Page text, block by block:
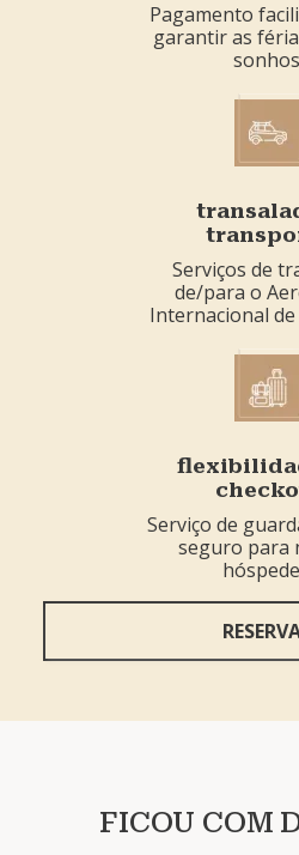
Pagamento
garantir as
Serviços de
de/para o
Internacional de
Serviço de
seguro para
FICOU COM